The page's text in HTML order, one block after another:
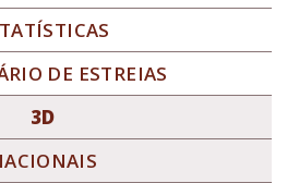
DE ESTREIAS
3D